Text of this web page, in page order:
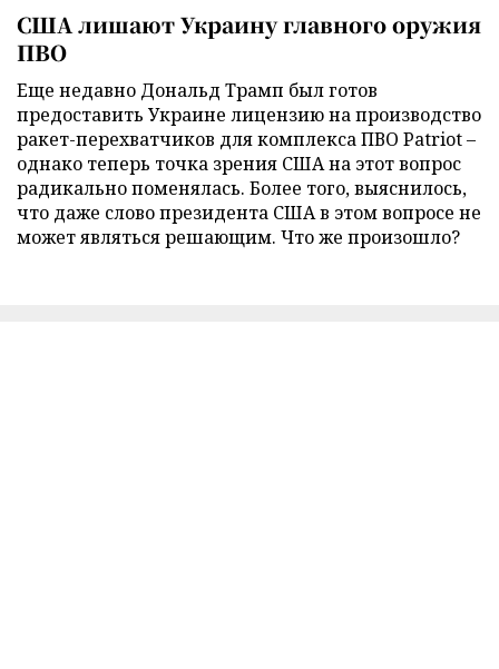
США лишают Украину главного оружия
ПВО
Еще недавно Дональд Трамп был готов
предоставить Украине лицензию на производство
ракет-перехватчиков для комплекса ПВО Patriot –
однако теперь точка зрения США на этот вопрос
радикально поменялась. Более того, выяснилось,
что даже слово президента США в этом вопросе не
может являться решающим. Что же произошло?